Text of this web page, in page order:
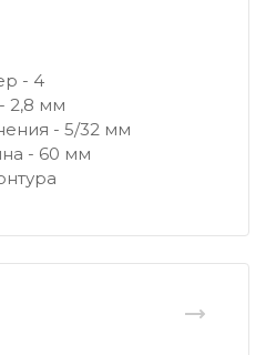
- 4
2,8 мм
- 5/32 мм
- 60 мм